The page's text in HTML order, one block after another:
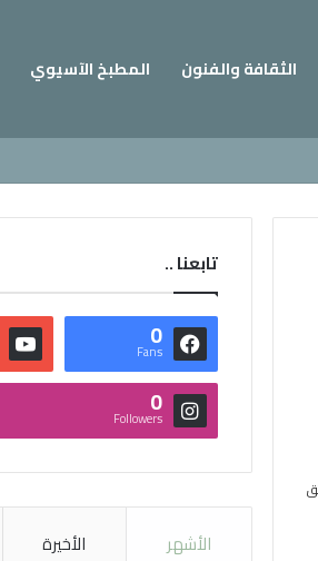
الثقافة والفنون المطبخ الآسيوي
تابعنا ..
0
Fans
0
Followers
الأشهر الأخيرة